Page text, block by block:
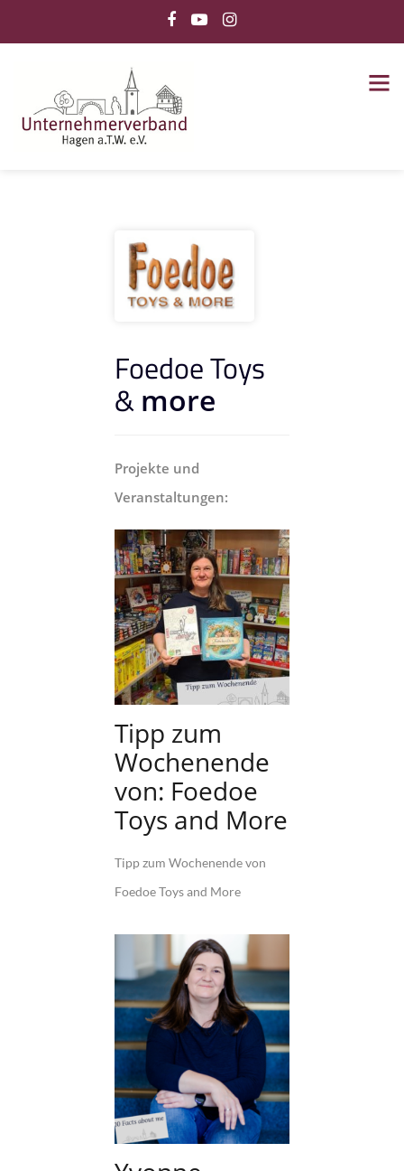
Foedoe Toys
& more
Projekte und
Veranstaltungen:
Tipp zum
Wochenende
von: Foedoe
Toys and More
Tipp zum Wochenende von
Foedoe Toys and More